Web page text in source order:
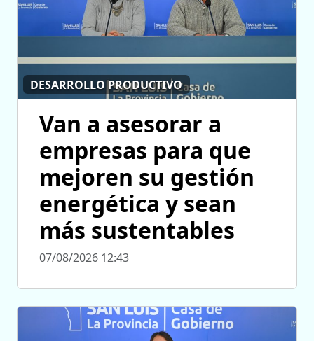
DESARROLLO PRODUCTIVO
Van a asesorar a
empresas para que
mejoren su gestión
energética y sean
más sustentables
07/08/2026 12:43